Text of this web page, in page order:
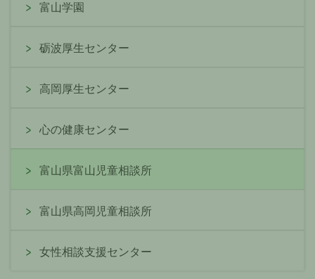
富山学園
砺波厚生センター
高岡厚生センター
心の健康センター
富山県富山児童相談所
富山県高岡児童相談所
女性相談支援センター